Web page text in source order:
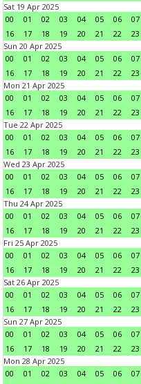
Sat 19 Apr 2025
00
01 02 03 04 05 06 07
16
17 18 19 20 21 22
23
Sun 20 Apr 2025
00
01 02 03 04 05 06 07
16
17 18 19 20 21 22
23
Mon 21 Apr 2025
00
01 02 03 04 05 06 07
16
17 18 19 20 21 22
23
Tue 22 Apr 2025
00
01 02 03 04 05 06 07
16
17 18 19 20 21 22
23
Wed 23 Apr 2025
00
01 02 03 04 05 06 07
16
17 18 19 20 21 22
23
Thu 24 Apr 2025
00
01 02 03 04 05 06 07
16
17 18 19 20 21 22
23
Fri 25 Apr 2025
00
01 02 03 04 05 06 07
16
17 18 19 20 21 22
23
Sat 26 Apr 2025
00
01 02 03 04 05 06 07
16
17 18 19 20 21 22
23
Sun 27 Apr 2025
00
01 02 03 04 05 06 07
16
17 18 19 20 21 22
23
Mon 28 Apr 2025
00
01 02 03 04 05 06 07